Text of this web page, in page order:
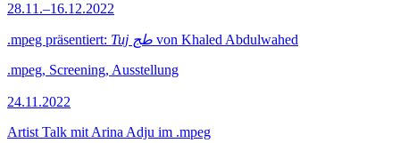
28.11.–16.12.2022
.mpeg präsentiert: Tuj طج von Khaled Abdulwahed
.mpeg, Screening, Ausstellung
24.11.2022
Artist Talk mit Arina Adju im .mpeg